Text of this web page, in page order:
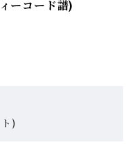
ーコード譜)
)